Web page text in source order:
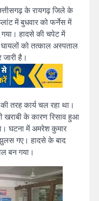
के रायगढ़ जिले के
में बुधवार को फर्नेस में
गया। हादसे की चपेट में
को तत्काल अस्पताल
है।
तरह कार्य चल रहा था।
खराबी के कारण रिसाव हुआ
घटना में अमरेश कुमार
गए। हादसे के बाद
बन गया।